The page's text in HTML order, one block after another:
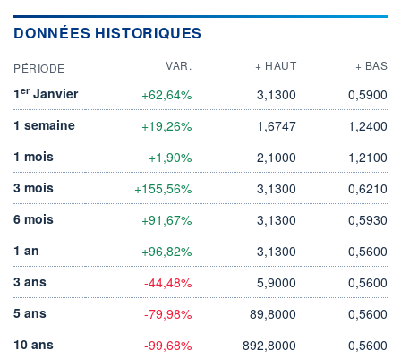
DONNÉES HISTORIQUES
PÉRIODE VAR. + HAUT + BAS
1er Janvier +62,64% 3,1300
0,5900
1 semaine
+19,26% 1,6747
1,2400
1 mois
+1,90% 2,1000
1,2100
3 mois
+155,56% 3,1300
0,6210
6 mois
+91,67% 3,1300
0,5930
1 an
+96,82% 3,1300
0,5600
3 ans
-44,48% 5,9000
0,5600
5 ans
-79,98% 89,8000
0,5600
10 ans
-99,68% 892,8000
0,5600